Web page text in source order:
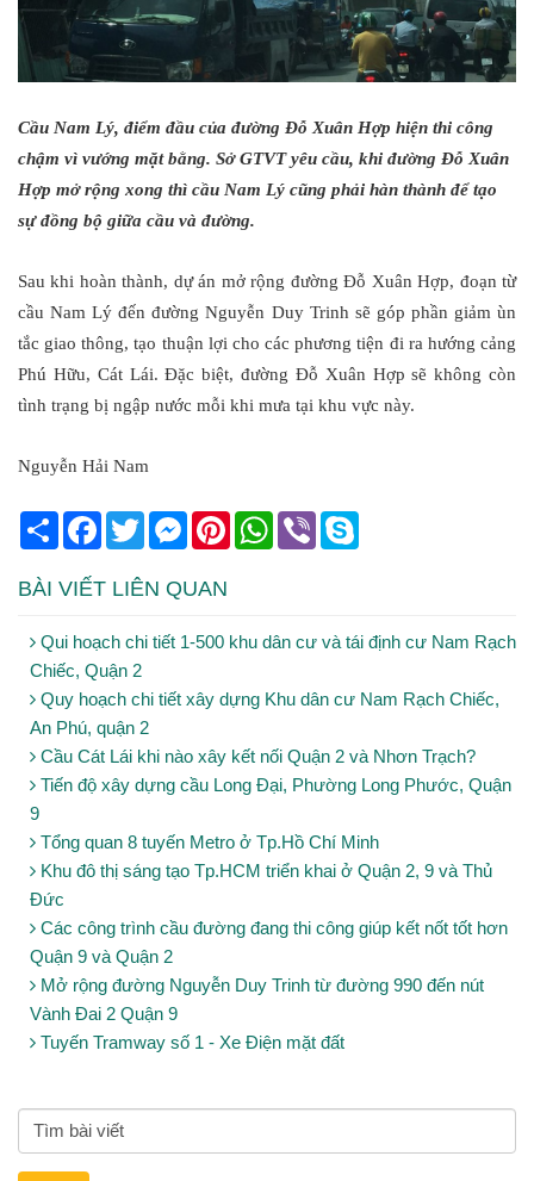
Cầu Nam Lý, điểm đầu của đường Đỗ Xuân Hợp hiện thi công
chậm vì vướng mặt bằng. Sở GTVT yêu cầu, khi đường Đỗ Xuân
Hợp mở rộng xong thì cầu Nam Lý cũng phải hàn thành để tạo
sự đồng bộ giữa cầu và đường.
Sau khi hoàn thành, dự án mở rộng đường Đỗ Xuân Hợp, đoạn từ
cầu Nam Lý đến đường Nguyễn Duy Trinh sẽ góp phần giảm ùn
tắc giao thông, tạo thuận lợi cho các phương tiện đi ra hướng cảng
Phú Hữu, Cát Lái. Đặc biệt, đường Đỗ Xuân Hợp sẽ không còn
tình trạng bị ngập nước mỗi khi mưa tại khu vực này.
Nguyễn Hải Nam
Share Facebook
TwitterMessenger
PinterestWhatsApp
Viber
BÀI VIẾT LIÊN QUAN
Qui hoạch chi tiết 1-500 khu dân cư và tái định cư Nam Rạch
Chiếc, Quận 2
Quy hoạch chi tiết xây dựng Khu dân cư Nam Rạch Chiếc,
An Phú, quận 2
Cầu Cát Lái khi nào xây kết nối Quận 2 và Nhơn Trạch?
Tiến độ xây dựng cầu Long Đại, Phường Long Phước, Quận
9
Tổng quan 8 tuyến Metro ở Tp.Hồ Chí Minh
Khu đô thị sáng tạo Tp.HCM triển khai ở Quận 2, 9 và Thủ
Đức
Các công trình cầu đường đang thi công giúp kết nốt tốt hơn
Quận 9 và Quận 2
Mở rộng đường Nguyễn Duy Trinh từ đường 990 đến nút
Vành Đai 2 Quận 9
Tuyến Tramway số 1 - Xe Điện mặt đất